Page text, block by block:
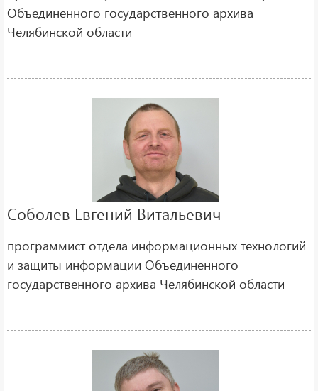
Объединенного государственного архива
Челябинской области
Соболев Евгений Витальевич
программист отдела информационных технологий
и защиты информации Объединенного
государственного архива Челябинской области